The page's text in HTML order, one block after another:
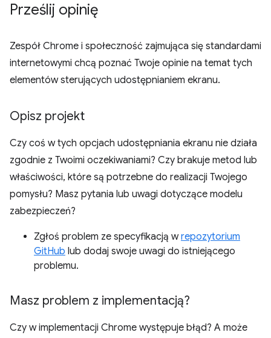
Prześlij opinię
Zespół Chrome i społeczność zajmująca się standardami
internetowymi chcą poznać Twoje opinie na temat tych
elementów sterujących udostępnianiem ekranu.
Opisz projekt
Czy coś w tych opcjach udostępniania ekranu nie działa
zgodnie z Twoimi oczekiwaniami? Czy brakuje metod lub
właściwości, które są potrzebne do realizacji Twojego
pomysłu? Masz pytania lub uwagi dotyczące modelu
zabezpieczeń?
Zgłoś problem ze specyfikacją wrepozytorium
GitHub lub dodaj swoje uwagi do istniejącego
problemu.
Masz problem z implementacją?
Czy w implementacji Chrome występuje błąd? A może